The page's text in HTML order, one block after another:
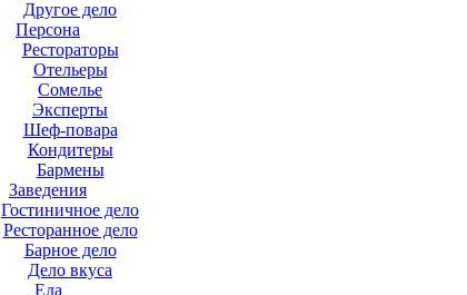
Другое дело
Персона
Рестораторы
Отельеры
Сомелье
Эксперты
Шеф-повара
Кондитеры
Бармены
Заведения
Гостиничное дело
Ресторанное дело
Барное дело
Дело вкуса
Еда